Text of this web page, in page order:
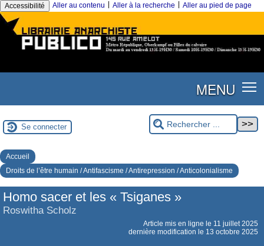
Accessibilité Aller au contenu Aller à la recherche Aller au pied de page
MENU
Se connecter
Accueil
Droits de l’être humain / Antifascisme / Antirepression / Anticolonialisme
Homo sacer et les « Tsiganes »
Roswitha Scholz
Article mis en ligne le 11 juillet 2025
dernière modification le 13 octobre 2025